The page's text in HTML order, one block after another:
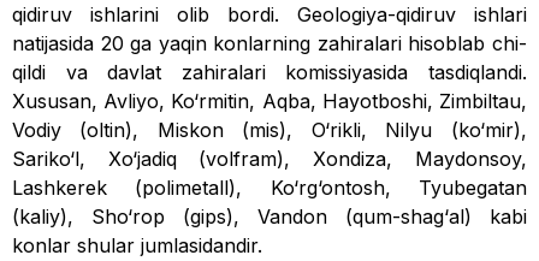
qidiruv ishlarini olib bordi. Geologiya-qidiruv ishlari
natijasida 20 ga yaqin konlarning zahiralari hisoblab chi­
qildi va davlat zahiralari komissiyasida tasdiq­landi.
Xususan, Avliyo, Ko‘rmitin, Aqba, Hayotboshi, Zimbiltau,
Vodiy (oltin), Miskon (mis), O‘rikli, Nilyu (­ko‘mir),
Sariko‘l, Xo‘jadiq (volfram), Xondiza, Maydonsoy,
Lashkerek (polimetall), Ko‘rg‘ontosh, Tyubegatan
(kaliy), Sho‘rop (gips), Vandon (qum-shag‘al) kabi
konlar shular jumlasidandir.